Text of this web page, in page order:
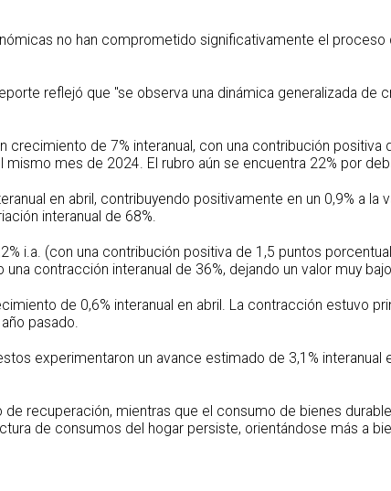
no han comprometido significativamente el
reflejó que "se observa una dinámica generalizada
de 7% interanual, con una contribución positiva
mes de 2024. El rubro aún se encuentra 22% por
en abril, contribuyendo positivamente en un 0,9% a
interanual de 68%.
i.a. (con una contribución positiva de 1,5 puntos
contracción interanual de 36%, dejando un valor muy
de 0,6% interanual en abril. La contracción estuvo
pasado.
experimentaron un avance estimado de 3,1% interanual
recuperación, mientras que el consumo de bienes
de consumos del hogar persiste, orientándose más a